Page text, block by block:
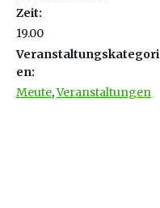
Zeit:
19.00
Veranstaltungskategori
en:
Meute,Veranstaltungen